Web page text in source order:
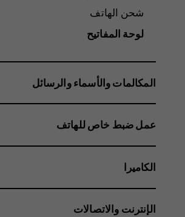
شحن الهاتف
لوحة المفاتيح
المكالمات والأسماء والرسائل
عمل ضبط خاص للهاتف
الكاميرا
الإنترنت والاتصالات